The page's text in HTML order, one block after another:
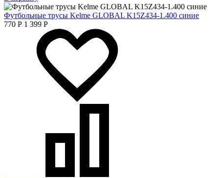
Футбольные трусы Kelme GLOBAL K15Z434-1.400 синие
770 Р 1 399 Р